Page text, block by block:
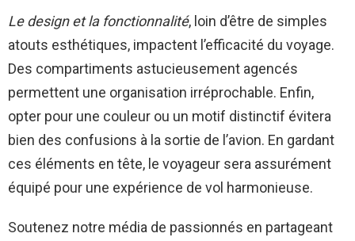
Le design et la fonctionnalité, loin d’être de simples
atouts esthétiques, impactent l’efficacité du voyage.
Des compartiments astucieusement agencés
permettent une organisation irréprochable. Enfin,
opter pour une couleur ou un motif distinctif évitera
bien des confusions à la sortie de l’avion. En gardant
ces éléments en tête, le voyageur sera assurément
équipé pour une expérience de vol harmonieuse.
Soutenez notre média de passionnés en partageant